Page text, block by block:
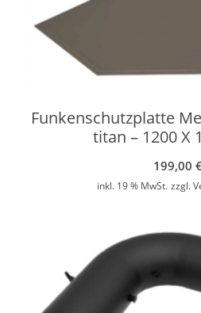
Funkenschutzplatte
titan – 1200 X
199,00
inkl. 19 % MwSt. zzgl.